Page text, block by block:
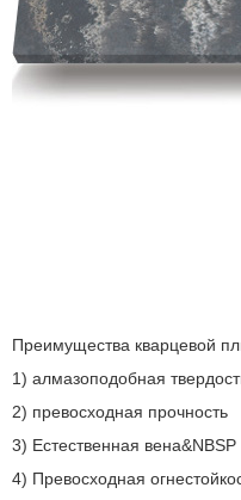
Преимущества кварцевой
1) алмазоподобная
2) превосходная прочность
3) Естественная
4) Превосходная